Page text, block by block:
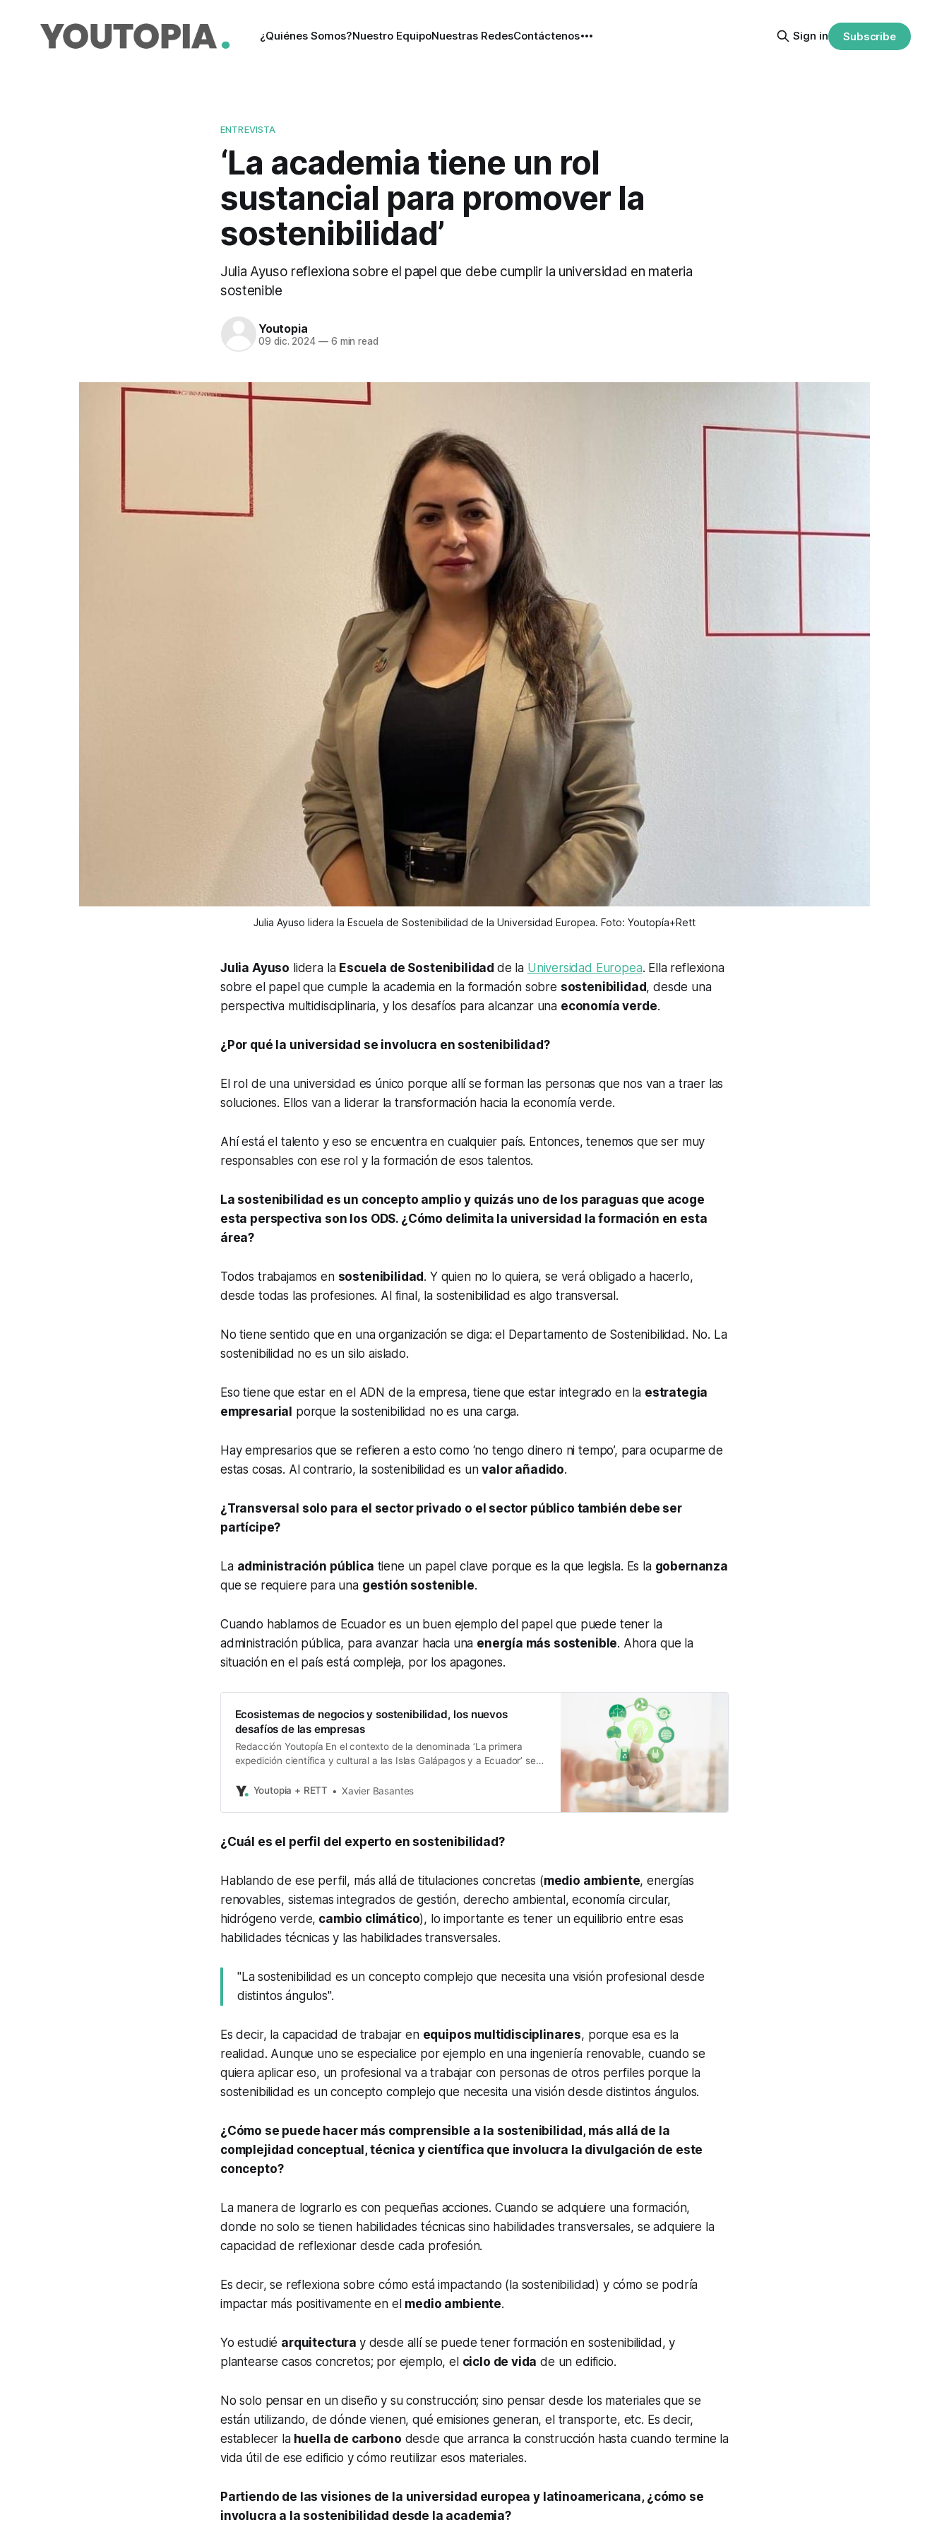
¿Quiénes Somos?Nuestro EquipoNuestras RedesContáctenos Sign in Subscribe
ENTREVISTA
‘La academia tiene un rol
sustancial para promover la
sostenibilidad’
Julia Ayuso reflexiona sobre el papel que debe cumplir la universidad en materia
sostenible
Youtopia
09 dic. 2024 —6 min read
Julia Ayuso lidera la Escuela de Sostenibilidad de la Universidad Europea. Foto: Youtopía+Rett
Julia Ayuso lidera la Escuela de Sostenibilidad de la Universidad Europea. Ella reflexiona
sobre el papel que cumple la academia en la formación sobre sostenibilidad, desde una
perspectiva multidisciplinaria, y los desafíos para alcanzar una economía verde.
¿Por qué la universidad se involucra en sostenibilidad?
El rol de una universidad es único porque allí se forman las personas que nos van a traer las
soluciones. Ellos van a liderar la transformación hacia la economía verde.
Ahí está el talento y eso se encuentra en cualquier país. Entonces, tenemos que ser muy
responsables con ese rol y la formación de esos talentos.
La sostenibilidad es un concepto amplio y quizás uno de los paraguas que acoge
esta perspectiva son los ODS. ¿Cómo delimita la universidad la formación en esta
área?
Todos trabajamos en sostenibilidad . Y quien no lo quiera, se verá obligado a hacerlo,
desde todas las profesiones. Al final, la sostenibilidad es algo transversal.
No tiene sentido que en una organización se diga: el Departamento de Sostenibilidad. No. La
sostenibilidad no es un silo aislado.
Eso tiene que estar en el ADN de la empresa, tiene que estar integrado en la estrategia
empresarial porque la sostenibilidad no es una carga.
Hay empresarios que se refieren a esto como ‘no tengo dinero ni tempo’, para ocuparme de
estas cosas. Al contrario, la sostenibilidad es unvalor añadido.
¿Transversal solo para el sector privado o el sector público también debe ser
partícipe?
La administración pública tiene un papel clave porque es la que legisla. Es la gobernanza
que se requiere para una gestión sostenible.
Cuando hablamos de Ecuador es un buen ejemplo del papel que puede tener la
administración pública, para avanzar hacia una energía más sostenible. Ahora que la
situación en el país está compleja, por los apagones.
Ecosistemas de negocios y sostenibilidad, los nuevos
desafíos de las empresas
Redacción Youtopía En el contexto de la denominada ‘La primera
expedición científica y cultural a las Islas Galápagos y a Ecuador’ se
Academia Europea, la Fundación Quo Artis, My Planet First con la
Youtopia + RETT Xavier Basantes
¿Cuál es el perfil del experto en sostenibilidad?
Hablando de ese perfil, más allá de titulaciones concretas (medio ambiente, energías
renovables, sistemas integrados de gestión, derecho ambiental, economía circular,
hidrógeno verde, cambio climático), lo importante es tener un equilibrio entre esas
habilidades técnicas y las habilidades transversales.
"La sostenibilidad es un concepto complejo que necesita una visión profesional desde
distintos ángulos".
Es decir, la capacidad de trabajar en equipos multidisciplinares, porque esa es la
realidad. Aunque uno se especialice por ejemplo en una ingeniería renovable, cuando se
quiera aplicar eso, un profesional va a trabajar con personas de otros perfiles porque la
sostenibilidad es un concepto complejo que necesita una visión desde distintos ángulos.
¿Cómo se puede hacer más comprensible a la sostenibilidad, más allá de la
complejidad conceptual, técnica y científica que involucra la divulgación de este
concepto?
La manera de lograrlo es con pequeñas acciones. Cuando se adquiere una formación,
donde no solo se tienen habilidades técnicas sino habilidades transversales, se adquiere la
capacidad de reflexionar desde cada profesión.
Es decir, se reflexiona sobre cómo está impactando (la sostenibilidad) y cómo se podría
impactar más positivamente en el medio ambiente.
Yo estudié arquitectura y desde allí se puede tener formación en sostenibilidad, y
plantearse casos concretos; por ejemplo, el ciclo de vida de un edificio.
No solo pensar en un diseño y su construcción; sino pensar desde los materiales que se
están utilizando, de dónde vienen, qué emisiones generan, el transporte, etc. Es decir,
establecer lahuella de carbono desde que arranca la construcción hasta cuando termine la
vida útil de ese edificio y cómo reutilizar esos materiales.
Partiendo de las visiones de la universidad europea y latinoamericana, ¿cómo se
involucra a la sostenibilidad desde la academia?